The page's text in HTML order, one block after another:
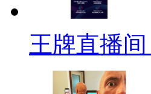
王牌直播